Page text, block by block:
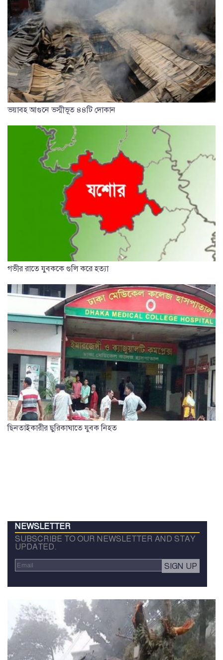
ভয়াবহ আগুনে ভস্মীভূত ৪৪টি দোকান
গভীর রাতে যুবককে গুলি করে হত্যা
ছিনতাইকারীর ছুরিকাঘাতে যুবক নিহত
NEWSLETTER
SUBSCRIBE TO OUR NEWSLETTER AND STAY
UPDATED.